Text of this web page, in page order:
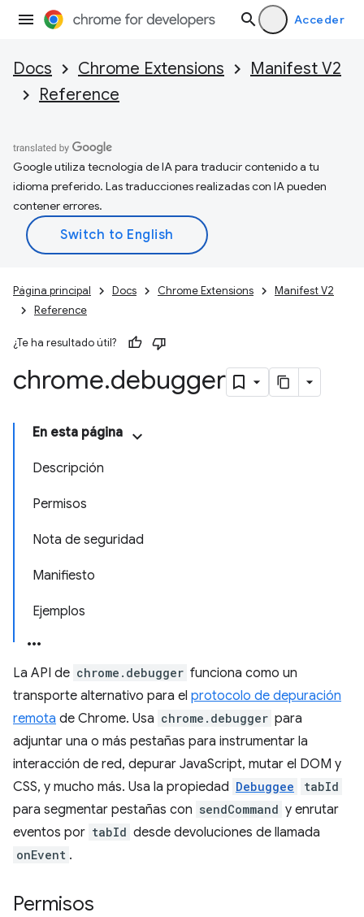
Acceder
Docs Chrome Extensions
Manifest V2
Reference
Google utiliza tecnología de IA para traducir contenido a tu
idioma preferido. Las traducciones realizadas con IA pueden
contener errores.
Página principal Docs Chrome Extensions
Manifest V2
Reference
¿Te ha resultado útil?
chrome.debugger
En esta página
Descripción
Permisos
Nota de seguridad
Manifiesto
Ejemplos
La API de chrome.debugger funciona como un
transporte alternativo para el protocolo de depuración
remota de Chrome. Usa chrome.debugger para
adjuntar una o más pestañas para instrumentar la
interacción de red, depurar JavaScript, mutar el DOM y
CSS, y mucho más. Usa la propiedad Debuggee tabId
para segmentar pestañas con sendCommand y enrutar
eventos por tabId desde devoluciones de llamada
onEvent .
Permisos